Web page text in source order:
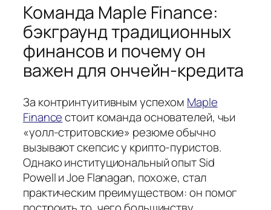
Команда Maple Finance:
бэкграунд традиционных
финансов и почему он
важен для ончейн‑кредита
За контринтуитивным успехом Maple
Financeстоит команда основателей, чьи
«уолл‑стритовские» резюме обычно
вызывают скепсис у крипто‑пуристов.
Однако институциональный опыт Sid
Powell и Joe Flanagan, похоже, стал
практическим преимуществом: он помог